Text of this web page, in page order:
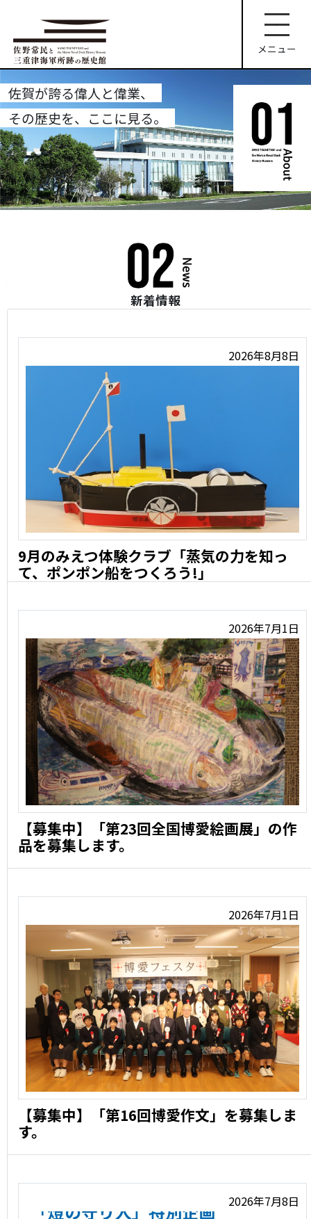
ツ
へ
ス
キ
ッ
プ
メニュー
佐賀が誇る偉人と偉業、
その歴史を、ここに見る。
新着情報
2026年8月8日
9月のみえつ体験クラブ「蒸気の力を知っ
て、ポンポン船をつくろう!」
2026年7月1日
【募集中】「第23回全国博愛絵画展」の作
品を募集します。
令和8年度「第23回全国博愛絵画展」の作品を募集しま
2026年7月1日
【募集中】「第16回博愛作文」を募集しま
す。
令和8年度博愛フェスタ「第16回博愛作文」の作品を募集
2026年7月8日